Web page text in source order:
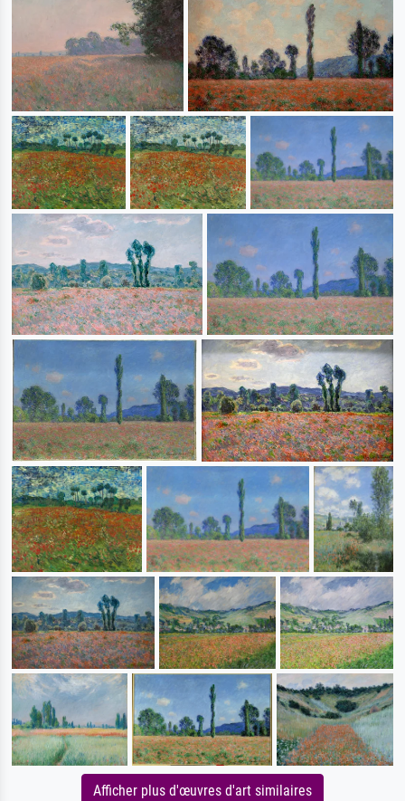
Afficher plus d'œuvres d'art similaires